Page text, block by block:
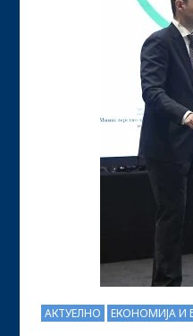
АКТУЕЛНО ЕКОНОМИЈА И